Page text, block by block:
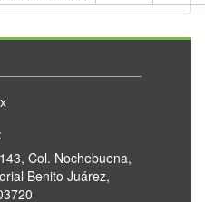
Col. Nochebuena,
Benito Juárez,